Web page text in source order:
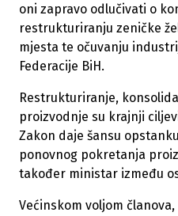
oni zapravo odlučivati o
restrukturiranju zeničke
mjesta te očuvanju
Federacije BiH.
Restrukturiranje,
proizvodnje su krajnji
Zakon daje šansu
ponovnog pokretanja
također ministar između
Većinskom voljom